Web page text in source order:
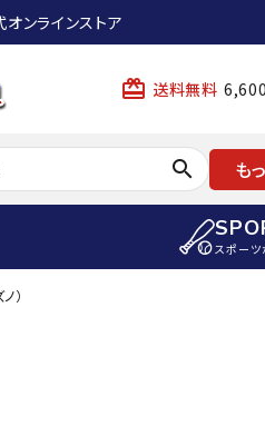
ンラインストア
card_giftcard 送料無料
search も
スポーツ
）